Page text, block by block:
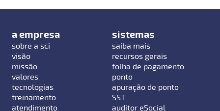
a empresa
sobre a sci
visão
missão
valores
tecnologias
treinamento
atendimento
sistemas
saiba mais
recursos gerais
folha de pagamento
ponto
apuração de ponto
SST
auditor eSocial